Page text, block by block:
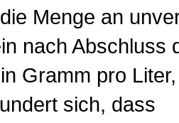
Menge an
nach Abschluss
Gramm pro
sich, dass